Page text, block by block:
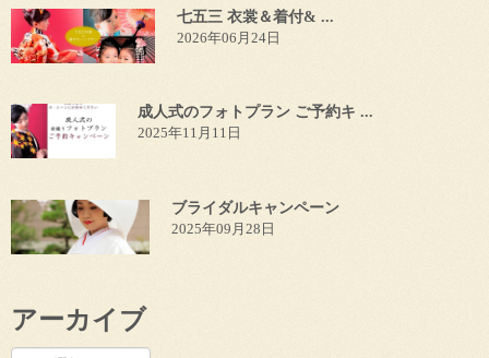
七五三 衣裳＆着付& ...
2026年06月24日
成人式のフォトプラン ご予約キ ...
2025年11月11日
ブライダルキャンペーン
2025年09月28日
アーカイブ